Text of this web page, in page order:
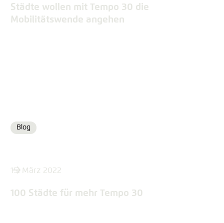
Städte wollen mit Tempo 30 die
Mobilitätswende angehen
Format
Blog
15. März 2022
100 Städte für mehr Tempo 30